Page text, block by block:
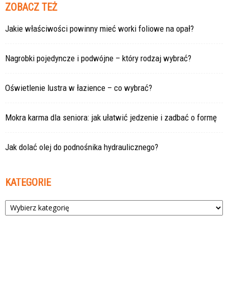
ZOBACZ TEŻ
Jakie właściwości powinny mieć worki foliowe na opał?
Nagrobki pojedyncze i podwójne – który rodzaj wybrać?
Oświetlenie lustra w łazience – co wybrać?
Mokra karma dla seniora: jak ułatwić jedzenie i zadbać o formę
Jak dolać olej do podnośnika hydraulicznego?
KATEGORIE
Kategorie